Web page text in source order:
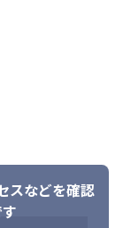
スなどを確認